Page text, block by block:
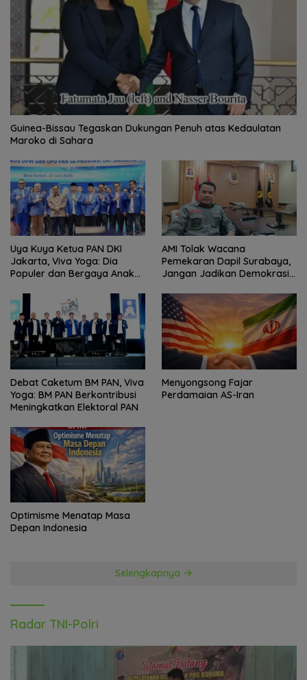
Guinea-Bissau Tegaskan Dukungan Penuh atas Kedaulatan
Maroko di Sahara
Uya Kuya Ketua PAN DKI
Jakarta, Viva Yoga: Dia
Populer dan Bergaya Anak
AMI Tolak Wacana
Pemekaran Dapil Surabaya,
Jangan Jadikan Demokrasi
Politik
Debat Caketum BM PAN, Viva
Yoga: BM PAN Berkontribusi
Meningkatkan Elektoral PAN
Menyongsong Fajar
Perdamaian AS-Iran
Optimisme Menatap Masa
Depan Indonesia
Selengkapnya
Radar TNI-Polri